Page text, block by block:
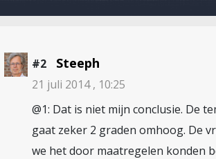
#2 Steeph
21 juli 2014 , 10:25
@1: Dat is niet mijn conclusie. De
gaat zeker 2 graden omhoog. De
we het door maatregelen konden